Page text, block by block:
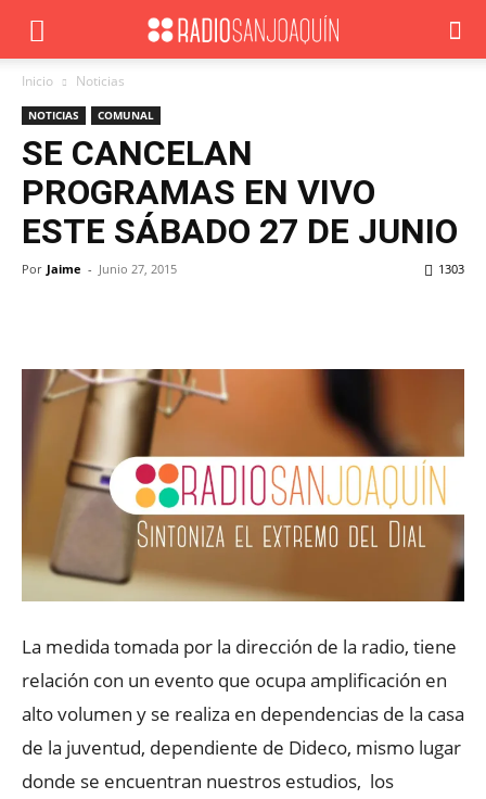
Inicio Noticias
NOTICIAS COMUNAL
SE CANCELAN
PROGRAMAS EN VIVO
ESTE SÁBADO 27 DE JUNIO
Por Jaime - Junio 27, 2015 1303
La medida tomada por la dirección de la radio, tiene
relación con un evento que ocupa amplificación en
alto volumen y se realiza en dependencias de la casa
de la juventud, dependiente de Dideco, mismo lugar
donde se encuentran nuestros estudios, los